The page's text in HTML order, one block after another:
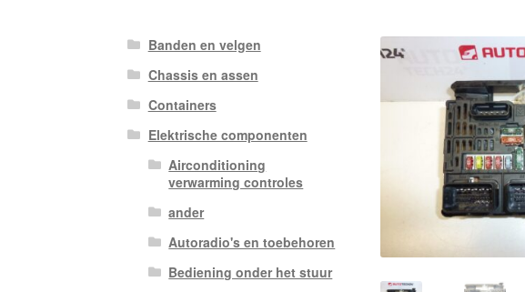
Banden en velgen
Chassis en assen
Containers
Elektrische componenten
Airconditioning
verwarming controles
ander
Autoradio's en toebehoren
Bediening onder het stuur